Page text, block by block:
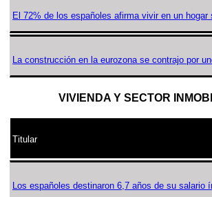
El 72% de los españoles afirma vivir en un hogar
La construcción en la eurozona se contrajo por
VIVIENDA Y SECTOR
Titular
Los españoles destinaron 6,7 años de su salario